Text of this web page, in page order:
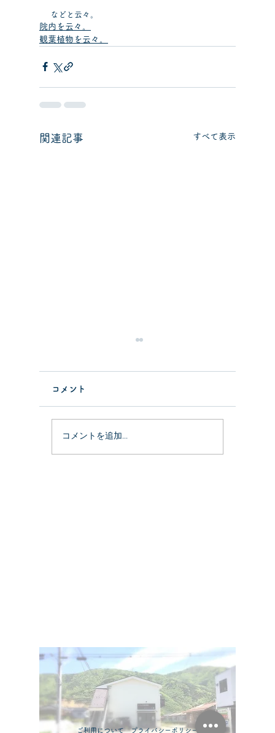
などと云々。
院内を云々。
観葉植物を云々。
関連記事 すべて表示
カネノナルキのその後5
コメント
コメントを追加…
​ご利用についてプライバシーポリシー